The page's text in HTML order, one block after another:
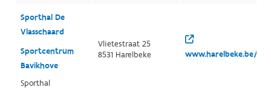
Sporthal De
Vlasschaard
Sportcentrum
Bavikhove
Sporthal
Vlietestraat 25
8531 Harelbeke
www.harelbeke.be/